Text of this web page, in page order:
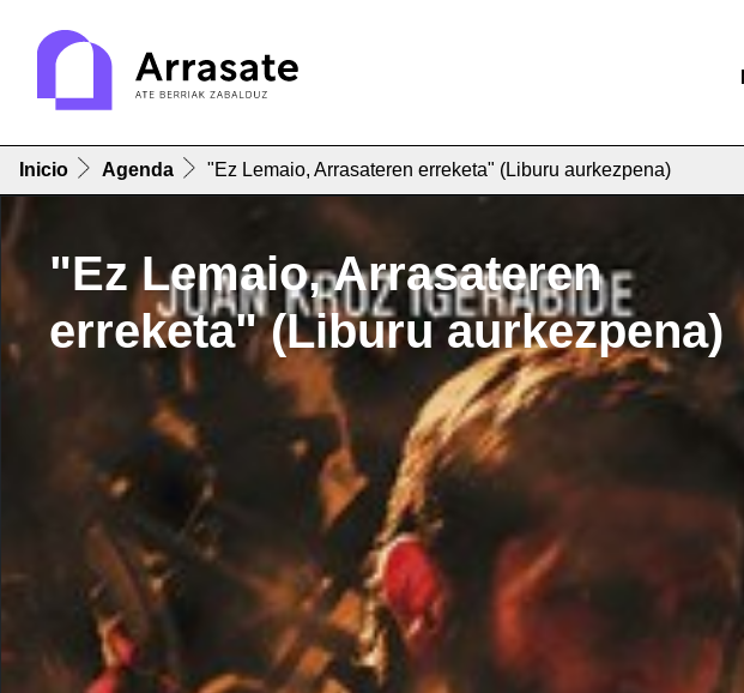
Inicio Agenda "Ez Lemaio, Arrasateren erreketa" (Liburu aurkezpena)
"Ez Lemaio, Arrasateren
erreketa" (Liburu aurkezpena)